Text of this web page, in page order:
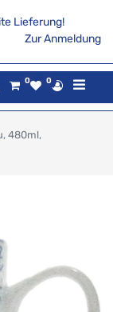
Lieferung!
Zur Anmeldung
0 0
480ml,